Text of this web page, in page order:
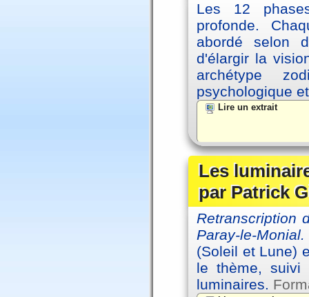
Les 12
profonde.
abordé selon
d'élargir la
archétype
psychologique
Lire un extrait
Les
par Patrick
Retranscription
Paray-le-Monial.
(Soleil et Lune)
le thème, suivi
luminaires.